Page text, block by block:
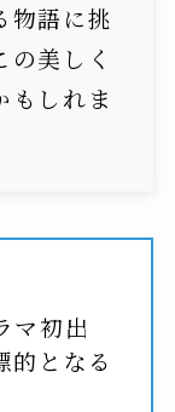
物語に挑
美しく
もしれま
マ初出
的となる